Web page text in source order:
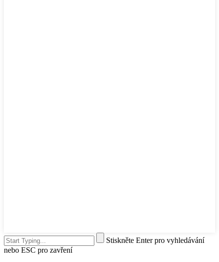
Stiskněte Enter pro vyhledávání
nebo ESC pro zavření